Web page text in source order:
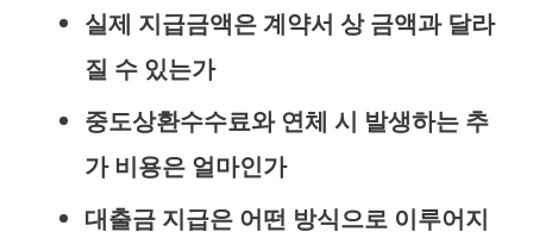
실제 지급금액은 계약서 상 금액과 달라
질 수 있는가
중도상환수수료와 연체 시 발생하는 추
가 비용은 얼마인가
대출금 지급은 어떤 방식으로 이루어지